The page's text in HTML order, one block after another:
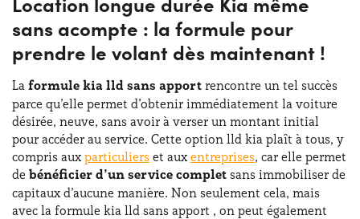
sans acompte : la formule pour
prendre le volant dès maintenant !
La formule kia lld sans apport rencontre un tel succès
parce qu’elle permet d’obtenir immédiatement la voiture
désirée, neuve, sans avoir à verser un montant initial
pour accéder au service. Cette option lld kia plaît à tous, y
compris auxparticuliers et auxentreprises, car elle permet
de bénéficier d’un service complet sans immobiliser de
capitaux d’aucune manière. Non seulement cela, mais
avec la formule kia lld sans apport , on peut également